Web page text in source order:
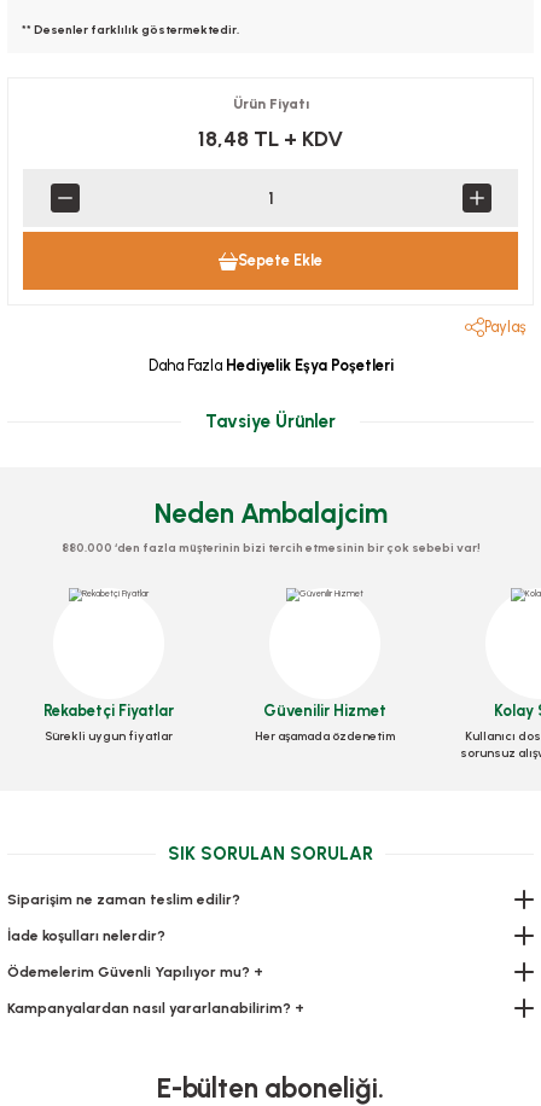
** Desenler farklılık göstermektedir.
Ürün Fiyatı
18,48 TL + KDV
Sepete Ekle
Paylaş
Daha Fazla Hediyelik Eşya Poşetleri
Tavsiye Ürünler
Sepete Ekle
Neden Ambalajcim
880.000 ‘den fazla müşterinin bizi tercih etmesinin bir çok sebebi var!
Rekabetçi Fiyatlar
Sürekli uygun fiyatlar
Güvenilir Hizmet
Her aşamada özdenetim
Kolay
Kullanıcı
sorunsuz
SIK SORULAN SORULAR
Siparişim ne zaman teslim edilir?
İade koşulları nelerdir?
Ödemelerim Güvenli Yapılıyor mu? +
Kampanyalardan nasıl yararlanabilirim? +
E-bülten aboneliği.